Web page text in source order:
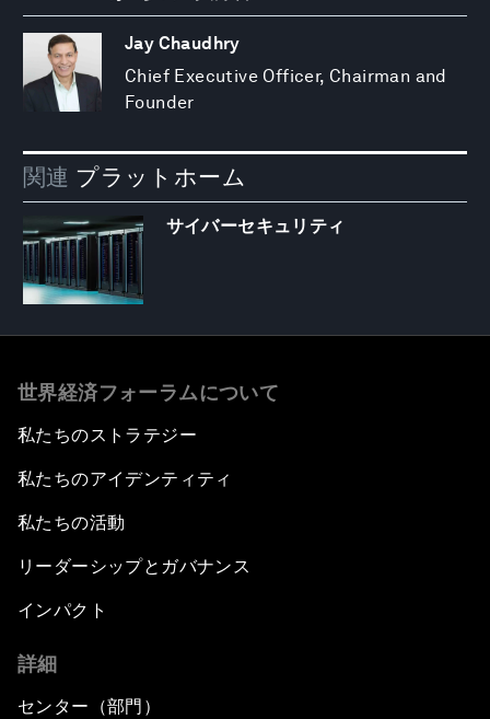
Jay Chaudhry
Chief Executive Officer, Chairman and
Founder
関連 プラットホーム
サイバーセキュリティ
世界経済フォーラムについて
私たちのストラテジー
私たちのアイデンティティ
私たちの活動
リーダーシップとガバナンス
インパクト
詳細
センター（部門）